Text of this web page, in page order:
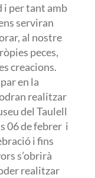
i per tant amb
serviran
al nostre
peces,
creacions.
en la
realitzar
del Taulell
06 de febrer i
i fins
s’obrirà
realitzar